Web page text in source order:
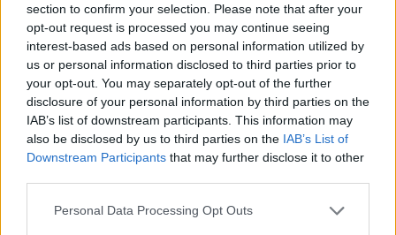
section to confirm your selection. Please note that after your
opt-out request is processed you may continue seeing
interest-based ads based on personal information utilized by
us or personal information disclosed to third parties prior to
your opt-out. You may separately opt-out of the further
disclosure of your personal information by third parties on the
IAB’s list of downstream participants. This information may
also be disclosed by us to third parties on the IAB’s List of
Downstream Participants that may further disclose it to other
Personal Data Processing Opt Outs
Várhatóan Jon Jones is ott lesz a szombati eseményen
A gála helyi idő szerint szombaton 18 órakor kezdődik,